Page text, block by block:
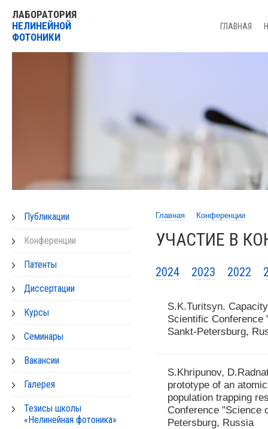
ЛАБОРАТОРИЯ
НЕЛИНЕЙНОЙ
ФОТОНИКИ
ГЛАВНАЯ
Публикации
Конференции
Патенты
Диссертации
Курсы
Семинары
Вакансии
Галерея
Тезисы школы
«Нелинейная фотоника»
Главная Конференции
УЧАСТИЕ В
2024 2023 2022
S.K.Turitsyn.
Scientific Conference
Sankt-Petersburg,
S.Khripunov,
prototype of an
population trapping
Conference "Science
Petersburg, Russia